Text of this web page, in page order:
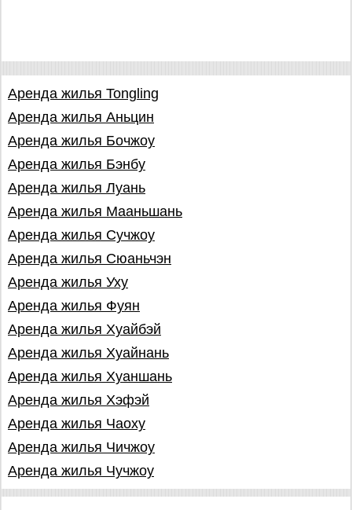
Аренда жилья Tongling
Аренда жилья Аньцин
Аренда жилья Бочжоу
Аренда жилья Бэнбу
Аренда жилья Луань
Аренда жилья Мааньшань
Аренда жилья Сучжоу
Аренда жилья Сюаньчэн
Аренда жилья Уху
Аренда жилья Фуян
Аренда жилья Хуайбэй
Аренда жилья Хуайнань
Аренда жилья Хуаншань
Аренда жилья Хэфэй
Аренда жилья Чаоху
Аренда жилья Чичжоу
Аренда жилья Чучжоу